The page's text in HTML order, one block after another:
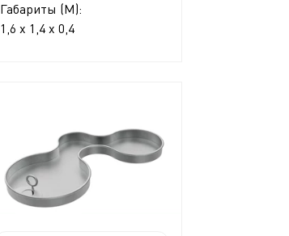
Габариты (М):
1,6 x 1,4 x 0,4